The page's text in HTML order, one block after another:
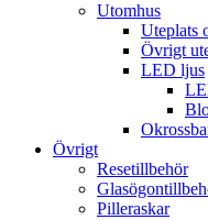
Utomhus
Uteplats
Övrigt
LED ljus
Övrigt
Resetillbehör
Pilleraskar